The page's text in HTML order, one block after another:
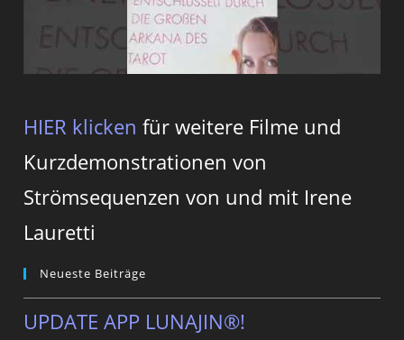
HIER klicken für weitere Filme und
Kurzdemonstrationen von
Strömsequenzen von und mit Irene
Lauretti
Neueste Beiträge
UPDATE APP LUNAJIN®!